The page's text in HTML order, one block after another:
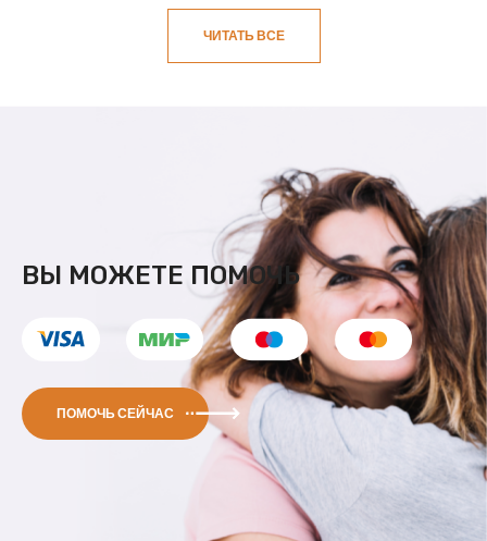
ЧИТАТЬ ВСЕ
ВЫ МОЖЕТЕ ПОМОЧЬ
ПОМОЧЬ СЕЙЧАС